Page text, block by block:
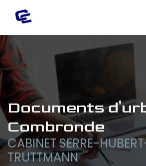
documents d'urbanisme
Combronde
CABINET SERRE-HUBERT-
TRUTTMANN